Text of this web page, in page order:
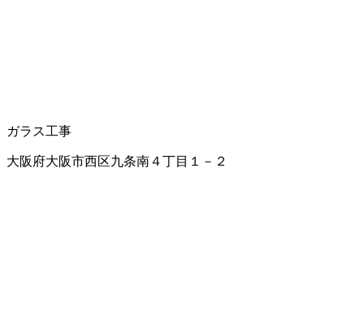
ガラス工事
大阪府大阪市西区九条南４丁目１－２